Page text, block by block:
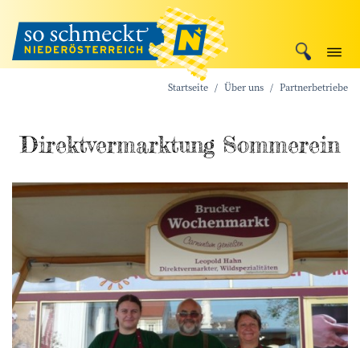
Startseite Über uns Partnerbetriebe
Direktvermarktung Sommerein